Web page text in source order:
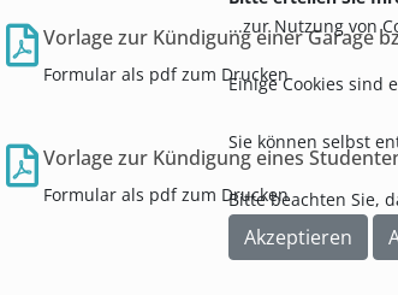
Vorlage zur Kündigung einer Garage
Formular als pdf zum Drucken
Vorlage zur Kündigung eines
Formular als pdf zum Drucken
...zur Nutzung von
Einige Cookies sind
Sie können selbst
Bitte beachten Sie,
Akzeptieren